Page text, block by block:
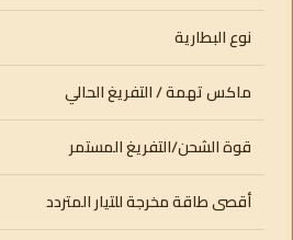
نوع البطارية
ماكس تهمة / التفريغ الحالي
قوة الشحن/التفريغ المستمر
أقصى طاقة مخرجة للتيار المتردد